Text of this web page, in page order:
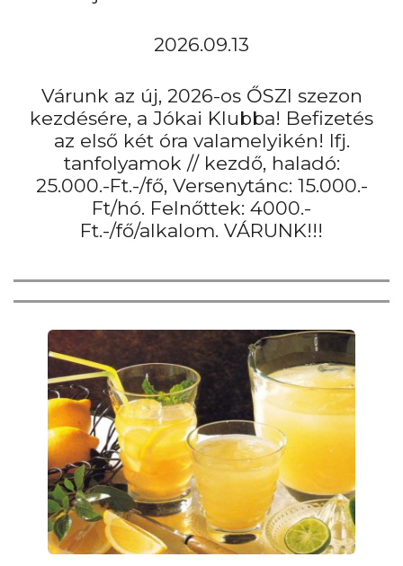
Bemutatkozás
Tanfolyamok
Események - táborok
Kapcsolat
Harmónia Bál
Híres Harmóniások
Egyebek - Mindenféle
2026.09.13
Várunk az új, 2026-os ŐSZI szezon
kezdésére, a Jókai Klubba! Befizetés
az első két óra valamelyikén! Ifj.
tanfolyamok // kezdő, haladó:
25.000.-Ft.-/fő, Versenytánc: 15.000.-
Ft/hó. Felnőttek: 4000.-
Ft.-/fő/alkalom. VÁRUNK!!!